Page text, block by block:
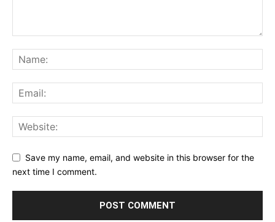
Save my name, email, and website in this browser for the
next time I comment.